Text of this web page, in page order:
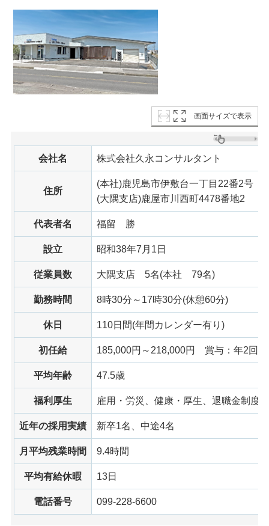
画面サイズで表示
会社名 株式会社久永コンサルタント
住所
(本社)鹿児島市伊敷台一丁目22番2号
(大隅支店)鹿屋市川西町4478番地2
代表者名 福留 勝
設立 昭和38年7月1日
従業員数 大隅支店 5名(本社 79名)
勤務時間 8時30分～17時30分(休憩60分)
休日 110日間(年間カレンダー有り)
初任給 185,000円～218,000円 賞与：年2回
平均年齢 47.5歳
福利厚生 雇用・労災、健康・厚生、退職金制度
近年の採用実績 新卒1名、中途4名
月平均残業時間 9.4時間
平均有給休暇 13日
電話番号 099-228-6600